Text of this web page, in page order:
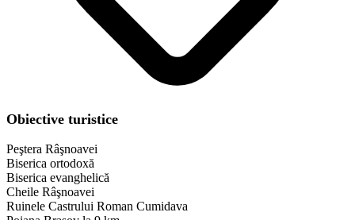
Obiective turistice
Peştera Râşnoavei
Biserica ortodoxă
Biserica evanghelică
Cheile Râşnoavei
Ruinele Castrului Roman Cumidava